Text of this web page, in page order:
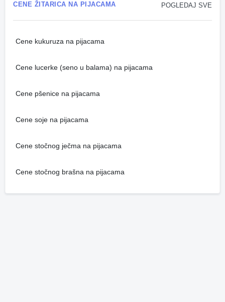
POGLEDAJ SVE
CENE ŽITARICA NA PIJACAMA
Cene kukuruza na pijacama
Cene lucerke (seno u balama) na pijacama
Cene pšenice na pijacama
Cene soje na pijacama
Cene stočnog ječma na pijacama
Cene stočnog brašna na pijacama